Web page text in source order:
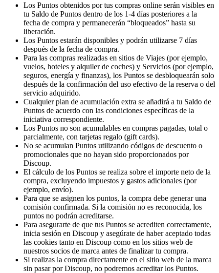
Los Puntos obtenidos por tus compras online serán visibles en
tu Saldo de Puntos dentro de los 1-4 días posteriores a la
fecha de compra y permanecerán “bloqueados” hasta su
liberación.
Los Puntos estarán disponibles y podrán utilizarse 7 días
después de la fecha de compra.
Para las compras realizadas en sitios de Viajes (por ejemplo,
vuelos, hoteles y alquiler de coches) y Servicios (por ejemplo,
seguros, energía y finanzas), los Puntos se desbloquearán solo
después de la confirmación del uso efectivo de la reserva o del
servicio adquirido.
Cualquier plan de acumulación extra se añadirá a tu Saldo de
Puntos de acuerdo con las condiciones específicas de la
iniciativa correspondiente.
Los Puntos no son acumulables en compras pagadas, total o
parcialmente, con tarjetas regalo (gift cards).
No se acumulan Puntos utilizando códigos de descuento o
promocionales que no hayan sido proporcionados por
Discoup.
El cálculo de los Puntos se realiza sobre el importe neto de la
compra, excluyendo impuestos y gastos adicionales (por
ejemplo, envío).
Para que se asignen los puntos, la compra debe generar una
comisión confirmada. Si la comisión no es reconocida, los
puntos no podrán acreditarse.
Para asegurarte de que tus Puntos se acrediten correctamente,
inicia sesión en Discoup y asegúrate de haber aceptado todas
las cookies tanto en Discoup como en los sitios web de
nuestros socios de marca antes de finalizar tu compra.
Si realizas la compra directamente en el sitio web de la marca
sin pasar por Discoup, no podremos acreditar los Puntos.